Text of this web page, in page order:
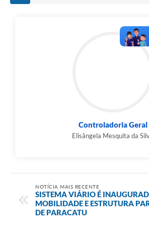
Controladoria Geral
Elisângela Mesquita da
NOTÍCIA MAIS RECENTE
SISTEMA VIÁRIO É
MOBILIDADE E ESTRUTURA
DE PARACATU